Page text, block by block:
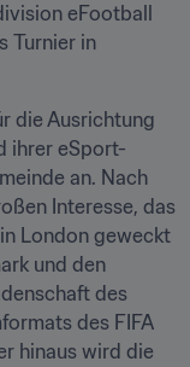
eFootball
Turnier in
die Ausrichtung
ihrer eSport-
an. Nach
Interesse, das
London geweckt
und den
des
des FIFA
hinaus wird die